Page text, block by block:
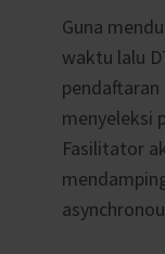
Guna
waktu lalu
menyeleksi
Fasilitator